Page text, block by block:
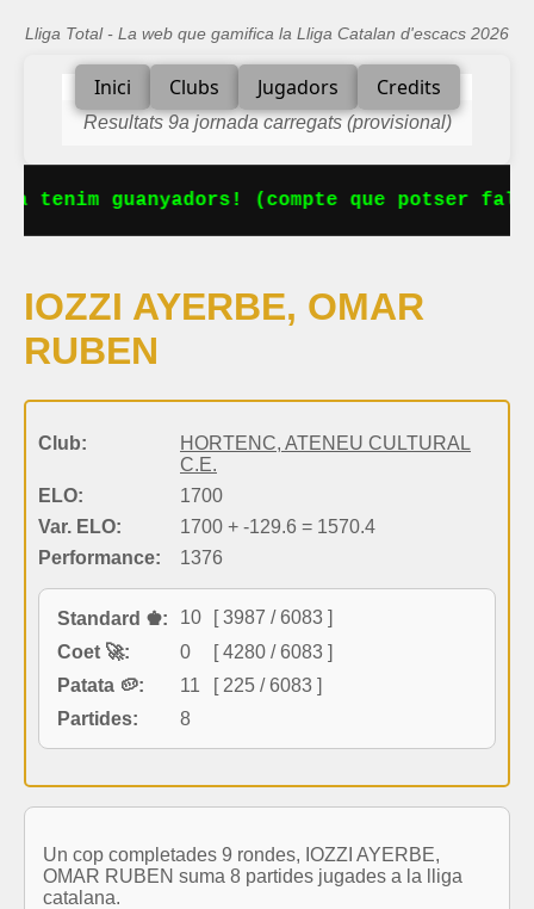
Lliga Total - La web que gamifica la Lliga Catalan d'escacs 2026
Inici Clubs Jugadors Credits
Resultats 9a jornada carregats (provisional)
tenim guanyadors! (compte que potser
IOZZI AYERBE, OMAR
RUBEN
Club:
HORTENC, ATENEU CULTURAL
C.E.
ELO:
1700
Var. ELO:
1700 + -129.6 = 1570.4
Performance:
1376
Standard ♚: 10
[ 3987 / 6083 ]
Coet 🚀:
0
[ 4280 / 6083 ]
Patata 🥔:
11
[ 225 / 6083 ]
Partides:
8
Un cop completades 9 rondes, IOZZI AYERBE,
OMAR RUBEN suma 8 partides jugades a la lliga
catalana.